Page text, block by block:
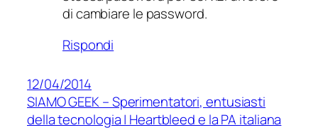
di cambiare le password.
Rispondi
12/04/2014
SIAMO GEEK – Sperimentatori, entusiasti
della tecnologia | Heartbleed e la PA italiana